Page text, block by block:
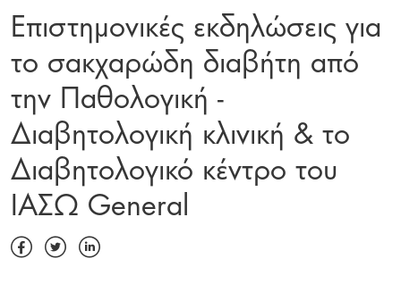
Επιστημονικές εκδηλώσεις για
το σακχαρώδη διαβήτη από
την Παθολογική -
Διαβητολογική κλινική & το
Διαβητολογικό κέντρο του
ΙΑΣΩ General